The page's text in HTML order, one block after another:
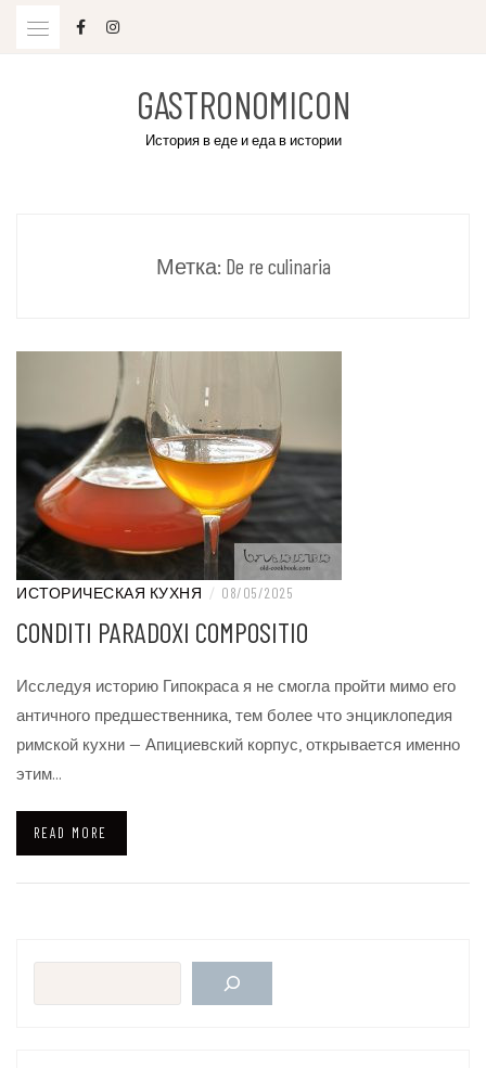
GASTRONOMICON
История в еде и еда в истории
Метка: De re culinaria
ИСТОРИЧЕСКАЯ КУХНЯ / 08/05/2025
CONDITI PARADOXI COMPOSITIO
Исследуя историю Гипокраса я не смогла пройти мимо его
античного предшественника, тем более что энциклопедия
римской кухни — Апициевский корпус, открывается именно
этим…
READ MORE